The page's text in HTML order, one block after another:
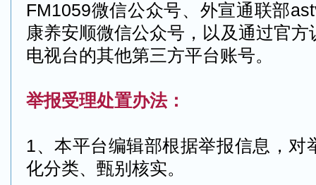
FM1059微信公众号、外宣通联部
康养安顺微信公众号，以及通过官方
电视台的其他第三方平台账号。
举报受理处置办法：
1、本平台编辑部根据举报信息，对
化分类、甄别核实。